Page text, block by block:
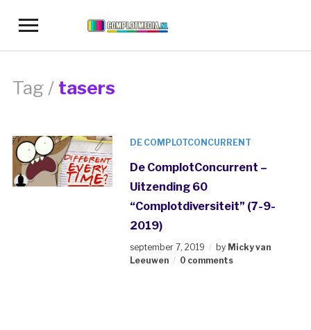
Toggle
navigation
Tag / tasers
DE COMPLOTCONCURRENT
De ComplotConcurrent –
Uitzending 60
“Complotdiversiteit” (7-9-
2019)
september 7, 2019 by Micky van
Leeuwen
0 comments